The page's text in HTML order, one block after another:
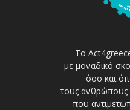
Το
με μοναδικό
όσο και
τους ανθρώπους
που